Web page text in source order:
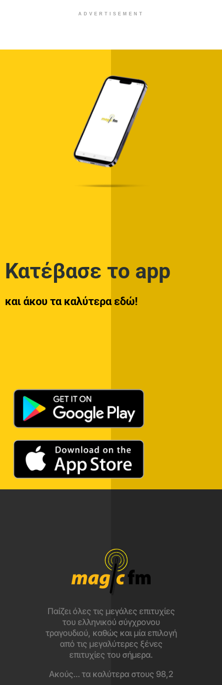
ADVERTISEMENT
Κατέβασε το app
και άκου τα καλύτερα εδώ!
Παίζει όλες τις μεγάλες επιτυχίες
του ελληνικού σύγχρονου
τραγουδιού, καθώς και μία επιλογή
από τις μεγαλύτερες ξένες
επιτυχίες του σήμερα.
Ακούς… τα καλύτερα στους 98,2